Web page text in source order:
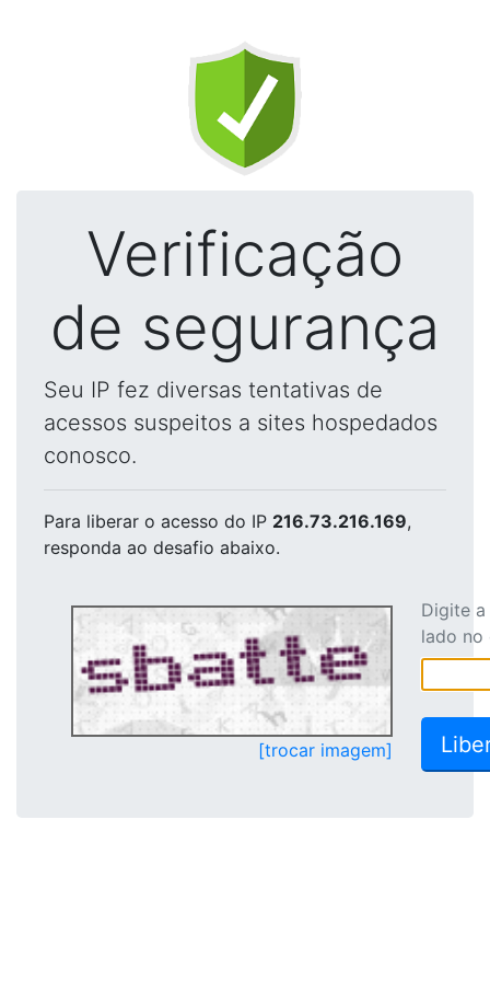
Verificação
de segurança
Seu IP fez diversas tentativas de
acessos suspeitos a sites hospedados
conosco.
Para liberar o acesso do IP 216.73.216.169,
responda ao desafio abaixo.
[trocar imagem]
Digite
lado no